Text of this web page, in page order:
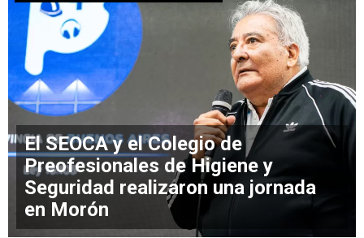
El SEOCA y el Colegio de
Preofesionales de Higiene y
Seguridad realizaron una jornada
en Morón